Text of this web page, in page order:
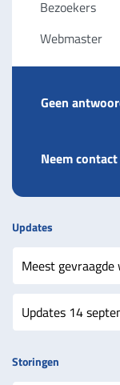
Bezoekers
Webmaster
Geen
Neem
Updates
Meest gevraagde
Updates 14
Storingen